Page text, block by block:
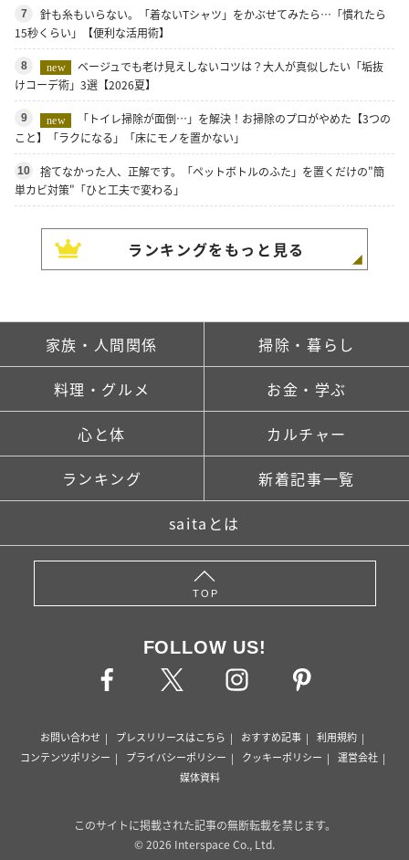
7
針も糸もいらない。「着ないTシャツ」をかぶせてみたら…「慣れたら
15秒くらい」【便利な活用術】
8 new
ベージュでも老け見えしないコツは？大人が真似したい「垢抜
けコーデ術」3選【2026夏】
9 new
「トイレ掃除が面倒…」を解決！お掃除のプロがやめた【3つの
こと】「ラクになる」「床にモノを置かない」
10
捨てなかった人、正解です。「ペットボトルのふた」を置くだけの"簡
単カビ対策"「ひと工夫で変わる」
ランキングをもっと見る
家族・人間関係 掃除・暮らし
料理・グルメ お金・学ぶ
心と体 カルチャー
ランキング 新着記事一覧
saitaとは
TOP
FOLLOW US!
お問い合わせ プレスリリースはこちら おすすめ記事
利用規約
コンテンツポリシー
プライバシーポリシー クッキーポリシー
運営会社
媒体資料
このサイトに掲載された記事の無断転載を禁じます。
© 2026 Interspace Co., Ltd.